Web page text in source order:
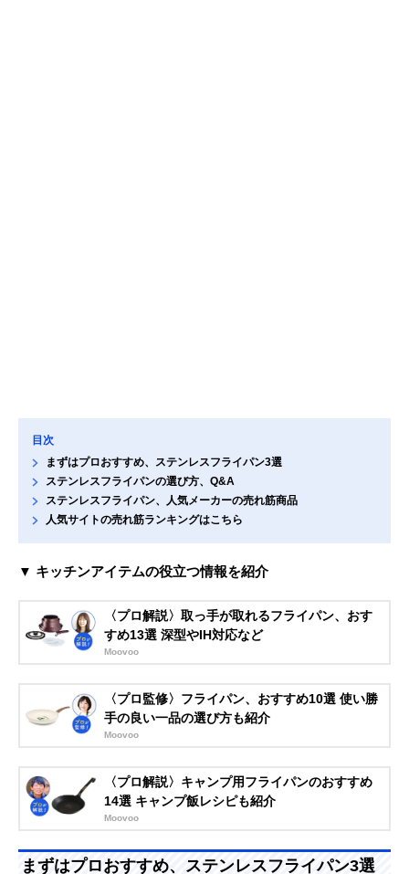
目次
まずはプロおすすめ、ステンレスフライパン3選
ステンレスフライパンの選び方、Q&A
ステンレスフライパン、人気メーカーの売れ筋商品
人気サイトの売れ筋ランキングはこちら
▼ キッチンアイテムの役立つ情報を紹介
〈プロ解説〉取っ手が取れるフライパン、おす
すめ13選 深型やIH対応など
Moovoo
〈プロ監修〉フライパン、おすすめ10選 使い勝
手の良い一品の選び方も紹介
Moovoo
〈プロ解説〉キャンプ用フライパンのおすすめ
14選 キャンプ飯レシピも紹介
Moovoo
まずはプロおすすめ、ステンレスフライパン3選